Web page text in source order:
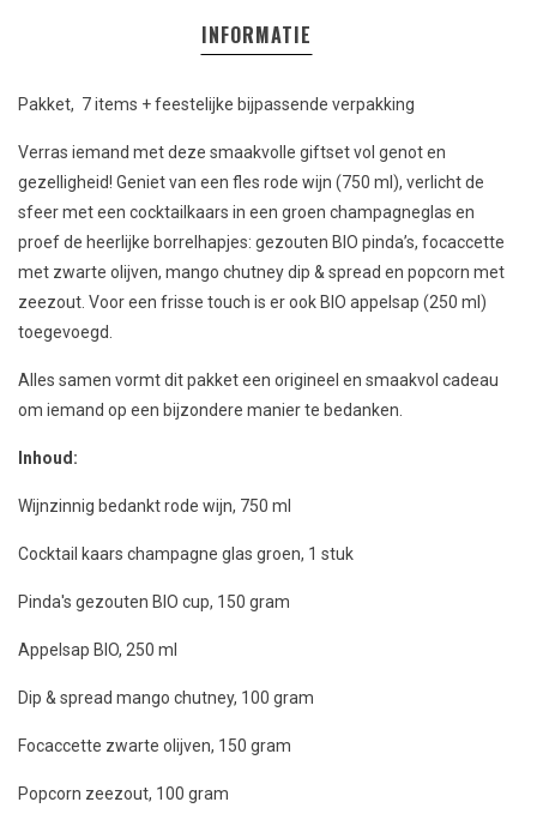
INFORMATIE
Pakket, 7 items + feestelijke bijpassende verpakking
Verras iemand met deze smaakvolle giftset vol genot en
gezelligheid! Geniet van een fles rode wijn (750 ml), verlicht de
sfeer met een cocktailkaars in een groen champagneglas en
proef de heerlijke borrelhapjes: gezouten BIO pinda’s, focaccette
met zwarte olijven, mango chutney dip & spread en popcorn met
zeezout. Voor een frisse touch is er ook BIO appelsap (250 ml)
toegevoegd.
Alles samen vormt dit pakket een origineel en smaakvol cadeau
om iemand op een bijzondere manier te bedanken.
Inhoud:
Wijnzinnig bedankt rode wijn, 750 ml
Cocktail kaars champagne glas groen, 1 stuk
Pinda's gezouten BIO cup, 150 gram
Appelsap BIO, 250 ml
Dip & spread mango chutney, 100 gram
Focaccette zwarte olijven, 150 gram
Popcorn zeezout, 100 gram